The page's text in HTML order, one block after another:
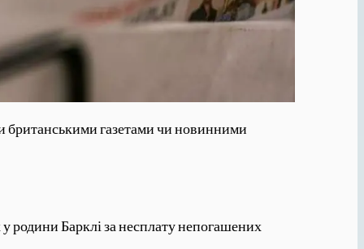
британськими газетами чи новинними
родини Барклі за несплату непогашених